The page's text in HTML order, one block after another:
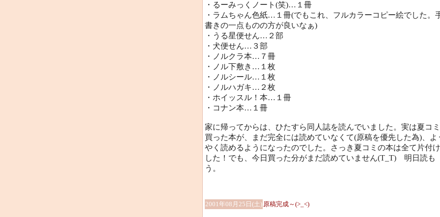
・るーみっくノート(笑)…１冊
・ラムちゃん色紙…１冊(でもこれ、フルカラーコピー絵でした。
書きの一点ものの方が良いなぁ)
・うる星便せん…２部
・犬便せん…３部
・ノルクラ本…７冊
・ノル下敷き…１枚
・ノルシール…１枚
・ノルハガキ…２枚
・ホイッスル！本…１冊
・コナン本…１冊
家に帰ってからは、ひたすら同人誌を読んでいました。実は夏コ
買った本が、まだ完全には読めていなくて(原稿を優先した為)、よ
やく読めるようになったのでした。さっき夏コミの本は全て片付け
した！でも、今日買った分がまだ読めていません(T_T) 明日読も
う。
2001年08月25日(土) 原稿完成～(>_<)